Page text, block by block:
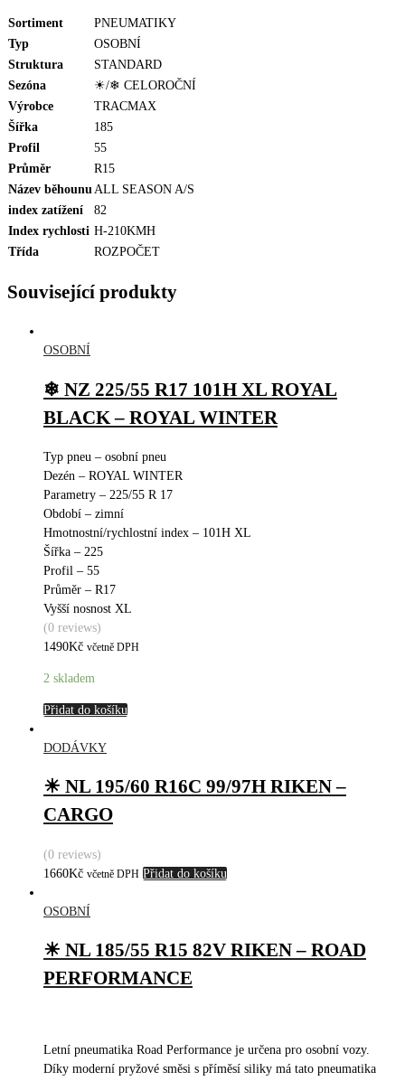
Sortiment
PNEUMATIKY
Typ
OSOBNÍ
Struktura
STANDARD
Sezóna
☀/❄ CELOROČNÍ
Výrobce
TRACMAX
Šířka
185
Profil
55
Průměr
R15
Název běhounuALL SEASON A/S
index zatížení
82
Index rychlosti H-210KMH
Třída
ROZPOČET
Související produkty
OSOBNÍ
❄ NZ 225/55 R17 101H XL ROYAL
BLACK – ROYAL WINTER
Typ pneu – osobní pneu
Dezén – ROYAL WINTER
Parametry – 225/55 R 17
Období – zimní
Hmotnostní/rychlostní index – 101H XL
Šířka – 225
Profil – 55
Průměr – R17
Vyšší nosnost XL
(0 reviews)
1490Kč včetně DPH
2 skladem
Přidat do košíku
DODÁVKY
☀ NL 195/60 R16C 99/97H RIKEN –
CARGO
(0 reviews)
1660Kč včetně DPH Přidat do košíku
OSOBNÍ
☀ NL 185/55 R15 82V RIKEN – ROAD
PERFORMANCE
Letní pneumatika Road Performance je určena pro osobní vozy.
Díky moderní pryžové směsi s příměsí siliky má tato pneumatika